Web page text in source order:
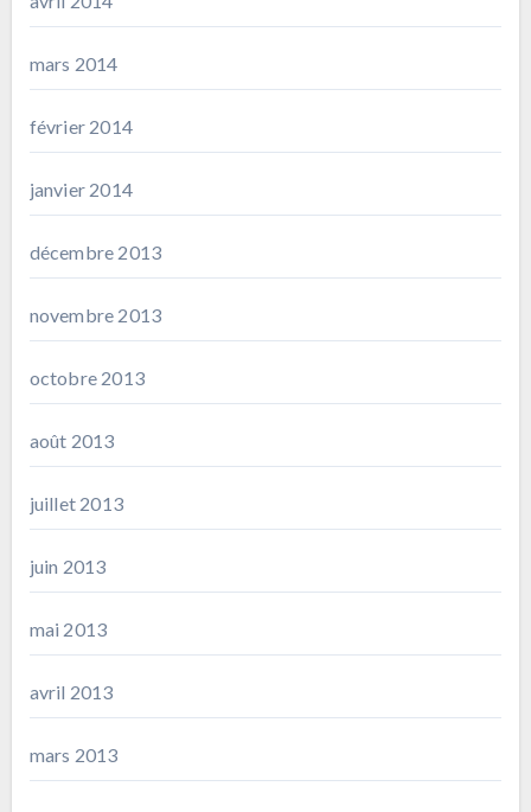
mars 2014
février 2014
janvier 2014
décembre 2013
novembre 2013
octobre 2013
août 2013
juillet 2013
juin 2013
mai 2013
avril 2013
mars 2013